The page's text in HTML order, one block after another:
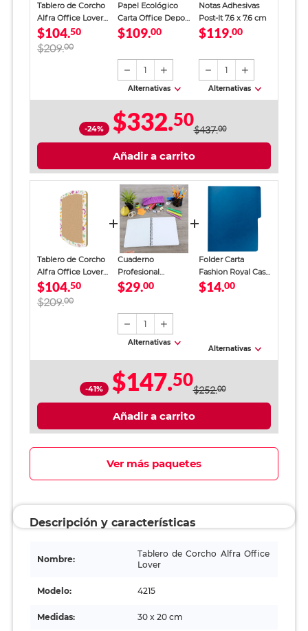
Tablero de Corcho
Alfra Office Lover
30 x 20 cm
$104.50
$209.00
Papel Ecológico
Carta Office Depot
Paquete 500 hojas
$109.00
1
Alternativas
Notas Adhesivas
Post-It 7.6 x 7.6 cm
$119.00
1
Alternativas
-24% $332.50$437.00
Añadir a carrito
Tablero de Corcho
Alfra Office Lover
30 x 20 cm
$104.50
$209.00
Cuaderno
Profesional
SkyBook Go Plus
$29.00
1
Alternativas
Folder Carta
Fashion Royal Cast
/ Azul marino
$14.00
Alternativas
-41% $147.50$252.00
Añadir a carrito
Ver más paquetes
Descripción y características
Nombre:
Tablero de Corcho Alfra Office
Lover
Modelo: 4215
Medidas: 30 x 20 cm